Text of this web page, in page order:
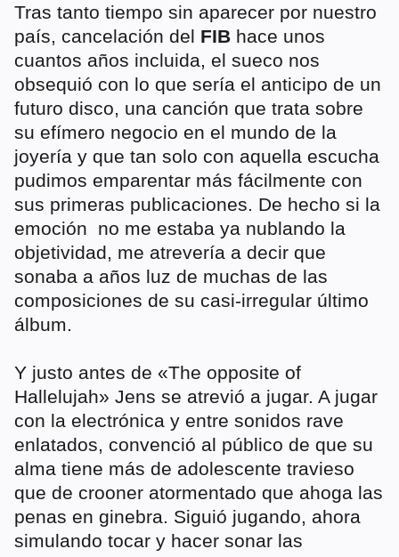
Tras tanto tiempo sin aparecer por nuestro
país, cancelación del FIB hace unos
cuantos años incluida, el sueco nos
obsequió con lo que sería el anticipo de un
futuro disco, una canción que trata sobre
su efímero negocio en el mundo de la
joyería y que tan solo con aquella escucha
pudimos emparentar más fácilmente con
sus primeras publicaciones. De hecho si la
emoción no me estaba ya nublando la
objetividad, me atrevería a decir que
sonaba a años luz de muchas de las
composiciones de su casi-irregular último
álbum.
Y justo antes de «The opposite of
Hallelujah» Jens se atrevió a jugar. A jugar
con la electrónica y entre sonidos rave
enlatados, convenció al público de que su
alma tiene más de adolescente travieso
que de crooner atormentado que ahoga las
penas en ginebra. Siguió jugando, ahora
simulando tocar y hacer sonar las